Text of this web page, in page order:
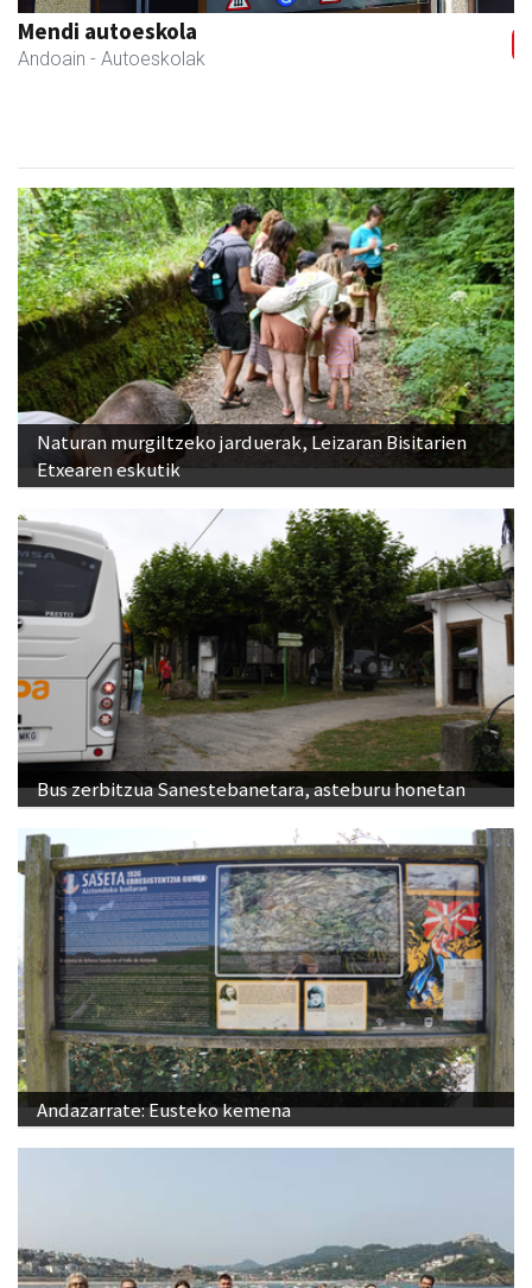
Belkoain fisioterapia zerbitzua
Andoain - Fisioterapia
Naturan murgiltzeko jarduerak, Leizaran Bisitarien
Etxearen eskutik
Bus zerbitzua Sanestebanetara, asteburu honetan
Andazarrate: Eusteko kemena